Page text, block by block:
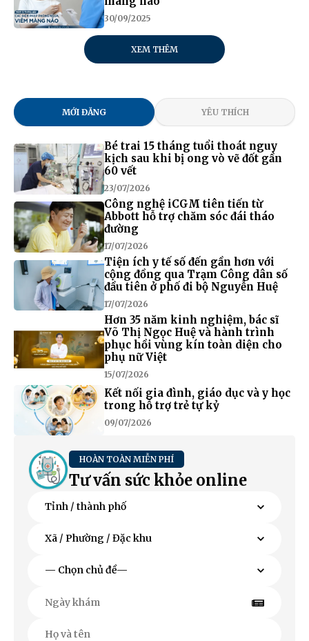
30/09/2025
XEM THÊM
MỚI ĐĂNG YÊU THÍCH
Bé trai 15 tháng tuổi thoát nguy
kịch sau khi bị ong vò vẽ đốt gần
60 vết
23/07/2026
Công nghệ iCGM tiên tiến từ
Abbott hỗ trợ chăm sóc đái tháo
đường
17/07/2026
Tiện ích y tế số đến gần hơn với
cộng đồng qua Trạm Công dân số
đầu tiên ở phố đi bộ Nguyễn Huệ
17/07/2026
Hơn 35 năm kinh nghiệm, bác sĩ
Võ Thị Ngọc Huệ và hành trình
phục hồi vùng kín toàn diện cho
phụ nữ Việt
15/07/2026
Kết nối gia đình, giáo dục và y học
trong hỗ trợ trẻ tự kỷ
09/07/2026
HOÀN TOÀN MIỄN PHÍ
Tư vấn sức khỏe online